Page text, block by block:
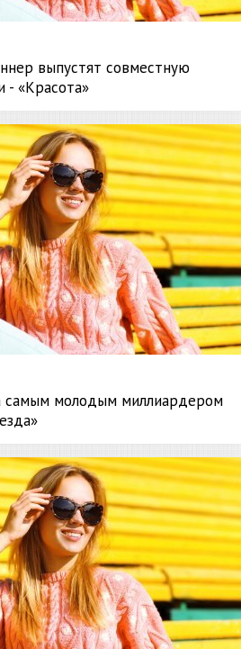
выпустят совместную
- «Красота»
самым молодым миллиардером